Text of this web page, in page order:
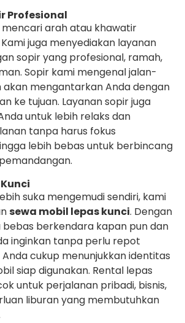
Profesional
mencari arah atau khawatir
juga menyediakan layanan
sopir yang profesional, ramah,
Sopir kami mengenal jalan-
mengantarkan Anda dengan
ke tujuan. Layanan sopir juga
untuk lebih relaks dan
tanpa harus fokus
lebih bebas untuk berbincang
suka mengemudi sendiri, kami
sewa mobil lepas kunci. Dengan
bebas berkendara kapan pun dan
inginkan tanpa perlu repot
cukup menunjukkan identitas
siap digunakan. Rental lepas
untuk perjalanan pribadi, bisnis,
liburan yang membutuhkan